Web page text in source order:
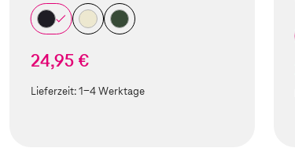
24,95 €
Lieferzeit:1-4 Werktage